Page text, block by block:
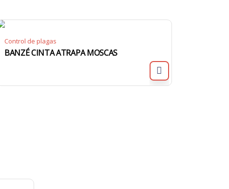
Control de plagas
BANZÉ CINTA ATRAPA MOSCAS